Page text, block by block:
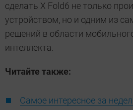
сделать X Fold6 не только
устройством, но и одним из
решений в области
интеллекта.
Читайте также:
Самое интересное за